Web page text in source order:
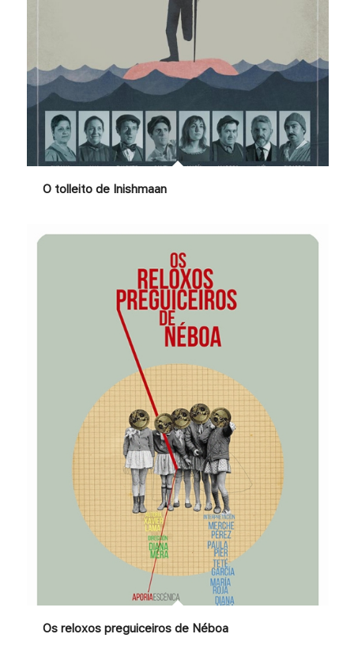
O tolleito de Inishmaan
Os reloxos preguiceiros de Néboa